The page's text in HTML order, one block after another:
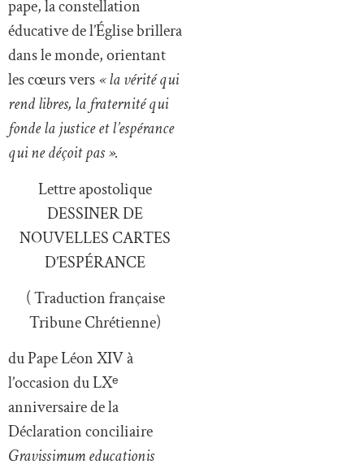
pape, la constellation
éducative de l’Église brillera
dans le monde, orientant
les cœurs vers« la vérité qui
rend libres, la fraternité qui
fonde la justice et l’espérance
qui ne déçoit pas ».
Lettre apostolique
DESSINER DE
NOUVELLES CARTES
D’ESPÉRANCE
( Traduction française
Tribune Chrétienne)
du Pape Léon XIV à
l’occasion du LXᵉ
anniversaire de la
Déclaration conciliaire
Gravissimum educationis